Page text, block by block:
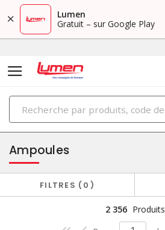
Lumen
Gratuit – sur Google Play
PRODUITS
éclairage
Ampoules
FILTRES 0
2 356 Produits